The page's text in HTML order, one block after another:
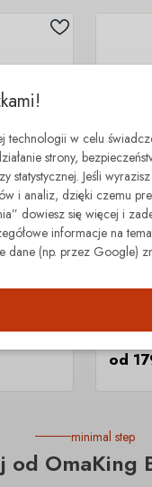
od
minimal step
od OmaKing
w celu
strony,
statystycznej. Jeśli
i analiz, dzięki czemu
dowiesz się więcej i
informacje na
dane (np. przez Google)